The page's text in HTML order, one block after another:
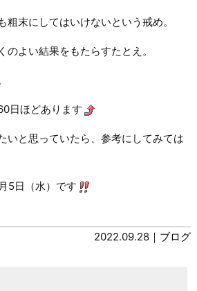
粗末にしてはいけないという戒め。
のよい結果をもたらすたとえ。
日ほどあります
いと思っていたら、参考にしてみては
5日（水）です
2022.09.28｜ ブログ